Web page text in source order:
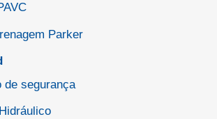
Parker
de segurança